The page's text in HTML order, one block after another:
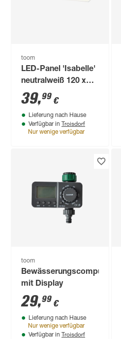
toom
LED-Panel 'Isabelle'
neutralweiß 120 x
5,7 x 29,5 cm
39,99 €
Lieferung nach Hause
Verfügbar in Troisdorf
Nur wenige verfügbar
toom
Bewässerungscomputer
mit Display
29,99 €
Lieferung nach Hause
Nur wenige verfügbar
Verfügbar in Troisdorf